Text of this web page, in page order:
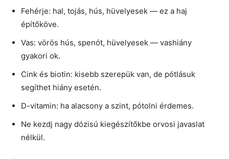
Fehérje: hal, tojás, hús, hüvelyesek — ez a haj
építőköve.
Vas: vörös hús, spenót, hüvelyesek — vashiány
gyakori ok.
Cink és biotin: kisebb szerepük van, de pótlásuk
segíthet hiány esetén.
D-vitamin: ha alacsony a szint, pótolni érdemes.
Ne kezdj nagy dózisú kiegészítőkbe orvosi javaslat
nélkül.